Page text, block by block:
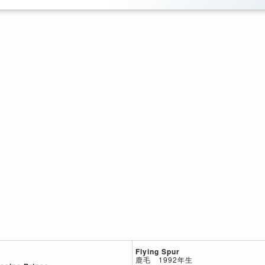
Flying Spur
鹿毛 1992年生